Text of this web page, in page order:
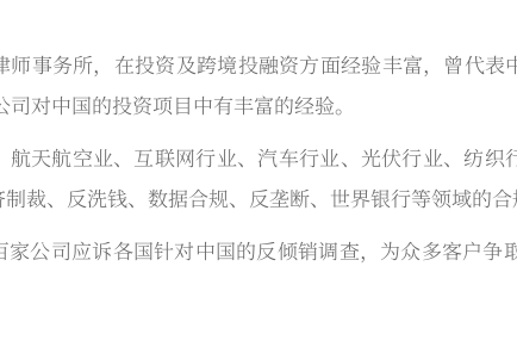
师事务所，在投资及跨境投融资方面经验丰富，曾代
对中国的投资项目中有丰富的经验。
天航空业、互联网行业、汽车行业、光伏行业、纺
裁、反洗钱、数据合规、反垄断、世界银行等领域的合
公司应诉各国针对中国的反倾销调查，为众多客户争